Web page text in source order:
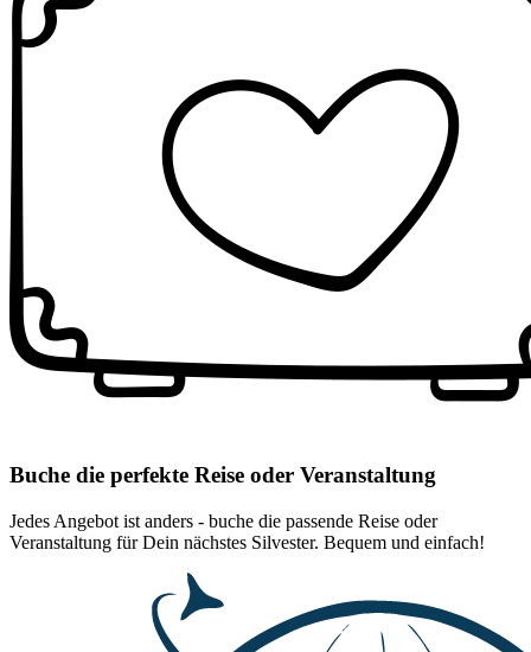
Buche die perfekte Reise oder Veranstaltung
Jedes Angebot ist anders - buche die passende Reise oder
Veranstaltung für Dein nächstes Silvester. Bequem und einfach!